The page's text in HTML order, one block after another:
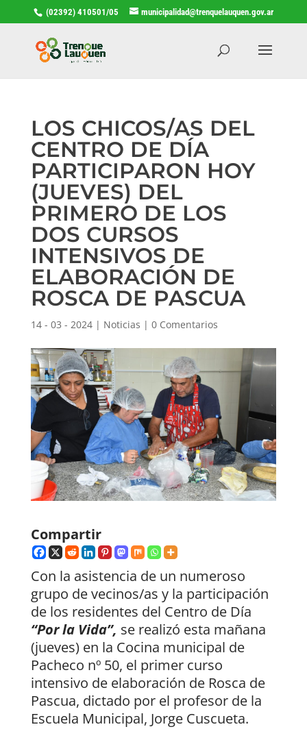
(02392) 410501/05 municipalidad@trenquelauquen.gov.ar
LOS CHICOS/AS DEL
CENTRO DE DÍA
PARTICIPARON HOY
(JUEVES) DEL
PRIMERO DE LOS
DOS CURSOS
INTENSIVOS DE
ELABORACIÓN DE
ROSCA DE PASCUA
14 - 03 - 2024| Noticias | 0 Comentarios
Compartir
Con la asistencia de un numeroso
grupo de vecinos/as y la participación
de los residentes del Centro de Día
“Por la Vida”, se realizó esta mañana
(jueves) en la Cocina municipal de
Pacheco nº 50, el primer curso
intensivo de elaboración de Rosca de
Pascua, dictado por el profesor de la
Escuela Municipal, Jorge Cuscueta.